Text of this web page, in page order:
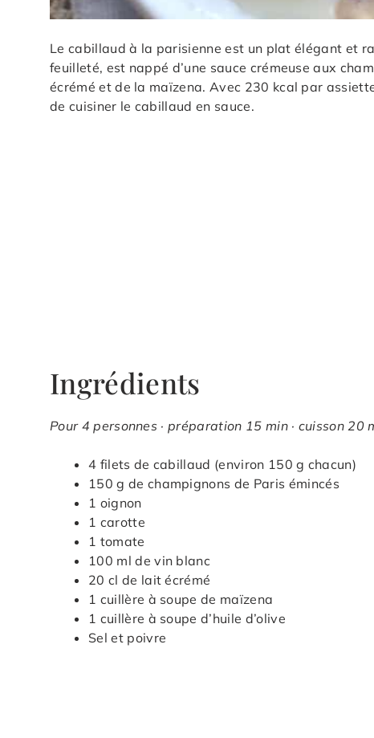
Le cabillaud à la parisienne est un plat élégant et
feuilleté, est nappé d’une sauce crémeuse aux
écrémé et de la maïzena. Avec 230 kcal par
de cuisiner le cabillaud en sauce.
Ingrédients
Pour 4 personnes · préparation 15 min · cuisson 20
4 filets de cabillaud (environ 150 g chacun)
150 g de champignons de Paris émincés
1 oignon
1 carotte
1 tomate
100 ml de vin blanc
20 cl de lait écrémé
1 cuillère à soupe de maïzena
1 cuillère à soupe d’huile d’olive
Sel et poivre